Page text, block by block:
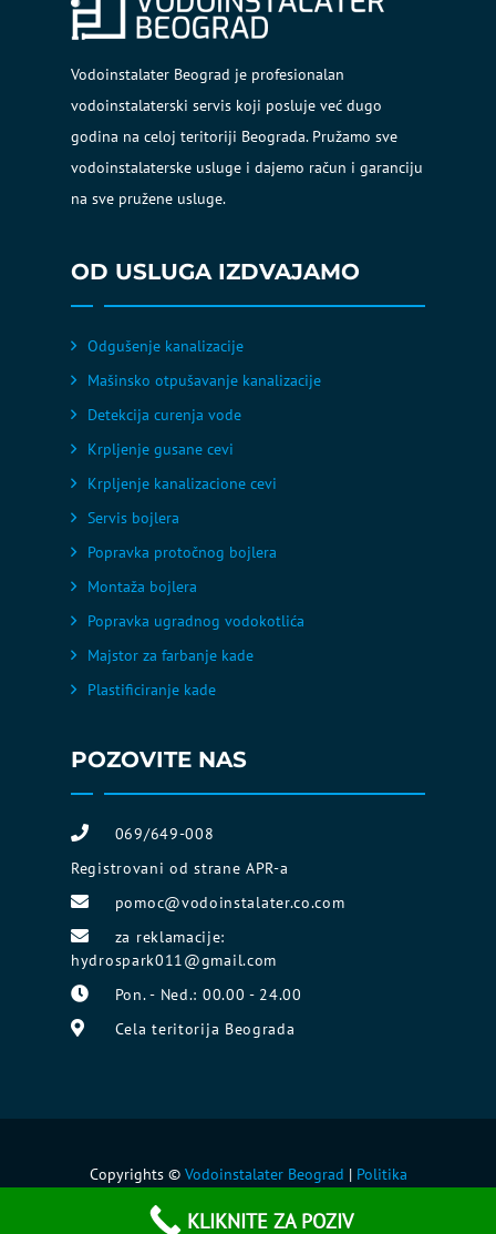
Vodoinstalater Beograd je profesionalan
vodoinstalaterski servis koji posluje već dugo
godina na celoj teritoriji Beograda. Pružamo sve
vodoinstalaterske usluge i dajemo račun i garanciju
na sve pružene usluge.
OD USLUGA IZDVAJAMO
Odgušenje kanalizacije
Mašinsko otpušavanje kanalizacije
Detekcija curenja vode
Krpljenje gusane cevi
Krpljenje kanalizacione cevi
Servis bojlera
Popravka protočnog bojlera
Montaža bojlera
Popravka ugradnog vodokotlića
Majstor za farbanje kade
Plastificiranje kade
POZOVITE NAS
069/649-008
Registrovani od strane APR-a
pomoc@vodoinstalater.co.com
za reklamacije:
hydrospark011@gmail.com
Pon. - Ned.: 00.00 - 24.00
Cela teritorija Beograda
Copyrights © Vodoinstalater Beograd | Politika
KLIKNITE ZA POZIV